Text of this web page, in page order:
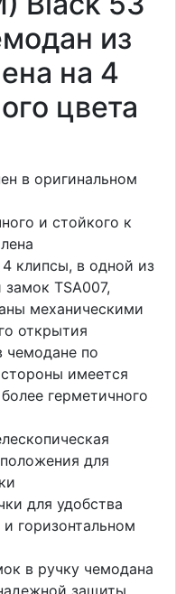
из
на 4
цвета
в оригинальном
и стойкого к
клипсы, в одной из
TSA007,
механическими
открытия
чемодане по
имеется
герметичного
для
для удобства
горизонтальном
в ручку чемодана
защиты